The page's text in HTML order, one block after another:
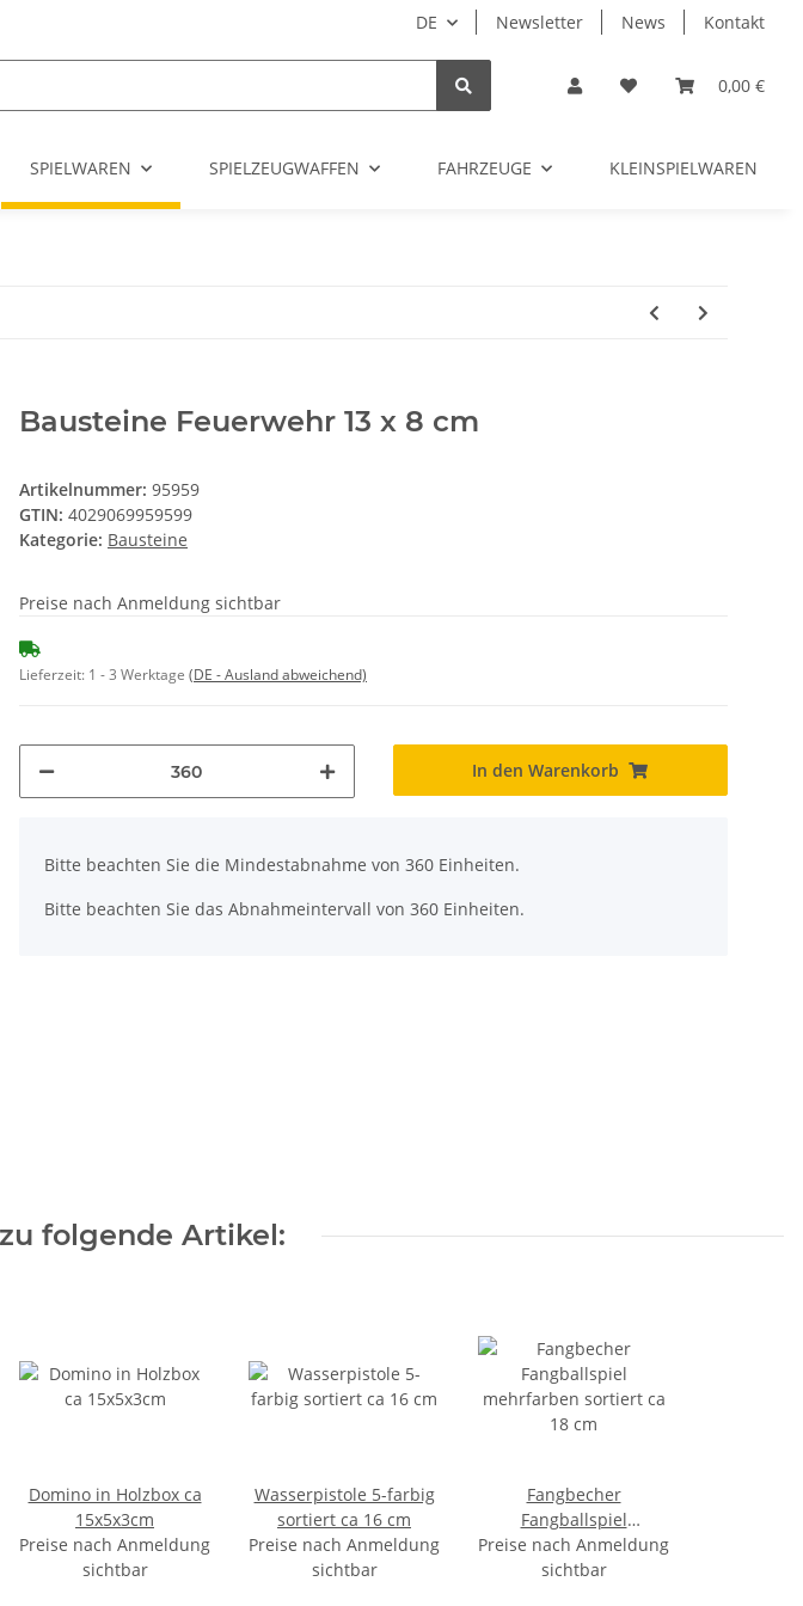
DE Newsletter News Kontakt
0,00 €
SPIELWAREN SPIELZEUGWAFFEN FAHRZEUGE KLEINSPIELWAREN
Bausteine Feuerwehr 13 x 8 cm
Artikelnummer: 95959
GTIN: 4029069959599
Kategorie: Bausteine
Preise nach Anmeldung sichtbar
Lieferzeit: 1 - 3 Werktage (DE - Ausland abweichend)
In den Warenkorb
Bitte beachten Sie die Mindestabnahme von 360 Einheiten.
Bitte beachten Sie das Abnahmeintervall von 360 Einheiten.
folgende Artikel:
Domino in Holzbox ca
15x5x3cm
Preise nach Anmeldung
sichtbar
Wasserpistole 5-farbig
sortiert ca 16 cm
Preise nach Anmeldung
sichtbar
Fangbecher
Fangballspiel
mehrfarben sortiert ca
18 cm
Preise nach Anmeldung
sichtbar